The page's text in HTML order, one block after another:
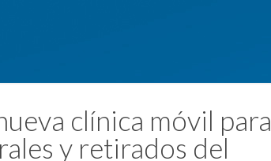
clínica móvil para
y retirados del